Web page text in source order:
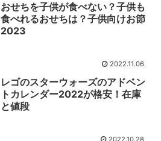
おせちを子供が食べない？子供も
食べれるおせちは？子供向けお節
2023
2022.11.06
レゴのスターウォーズのアドベン
トカレンダー2022が格安！在庫
と値段